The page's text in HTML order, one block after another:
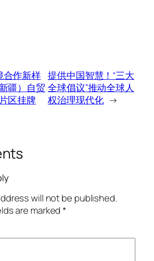
合作新样
疆）自贸
区挂牌
提供中国智慧！“三大
全球倡议”推动全球人
权治理现代化 →
will not be published.
are marked*